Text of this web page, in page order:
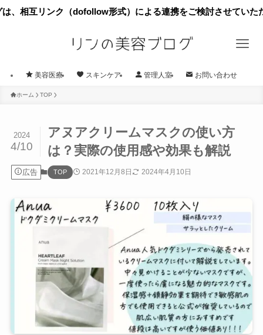
（dofollow形式）による連携をご検討させていただきたくご
美容医療 スキンケア 管理人室 お問い合わせ
ホーム TOP
アヌアクリームマスクの使い方
は？実際の使用感や効果も解説
2024
4/10
広告 TOP 2021年12月8日 2024年4月10日